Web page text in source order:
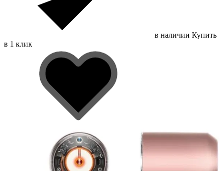
в наличии Купить
в 1 клик